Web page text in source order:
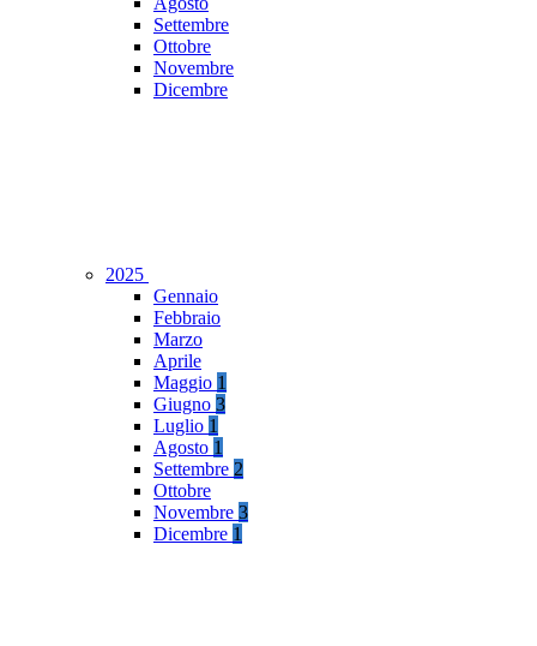
Settembre
Ottobre
Novembre
Dicembre
2025
Gennaio
Febbraio
Marzo
Aprile
Maggio 1
Giugno 3
Luglio 1
Agosto 1
Settembre 2
Ottobre
Novembre 3
Dicembre 1